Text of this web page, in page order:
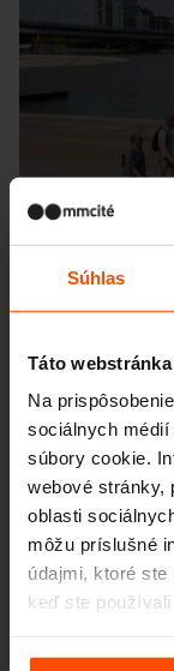
Súhlas
Táto
Na
sociálnych
súbory cookie.
webové stránky,
oblasti
môžu príslušné
údajmi, ktoré
keď ste
Viac informácií
Seattle –